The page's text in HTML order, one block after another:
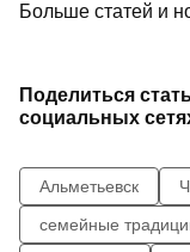
Больше статей и
Поделиться
социальных
Альметьевск
семейные